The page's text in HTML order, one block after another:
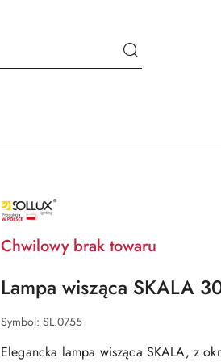
NAZWA
PRODUCENTA:
SOLLUX
LIGHTING
Chwilowy brak towaru
Lampa wisząca SKALA
Symbol: SL.0755
Elegancka lampa wisząca SKALA, z